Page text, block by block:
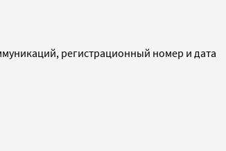
регистрационный номер и дата